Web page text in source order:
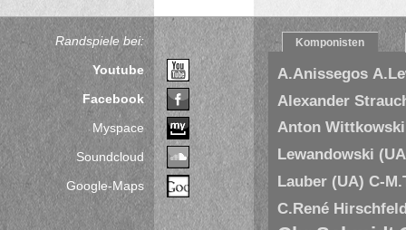
Randspiele bei:
Youtube
Facebook
Myspace
Soundcloud
Google-Maps
Komponisten
A.Anissegos
Alexander
Anton
Lewandowski
Lauber (UA) C-
C.René